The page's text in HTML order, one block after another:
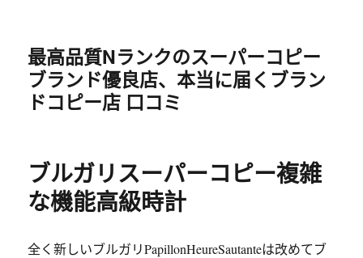
最高品質Nランクのスーパーコピー
ブランド優良店、本当に届くブラン
ドコピー店 口コミ
ブルガリスーパーコピー複雑
な機能高級時計
全く新しいブルガリPapillonHeureSautanteは改めてブ